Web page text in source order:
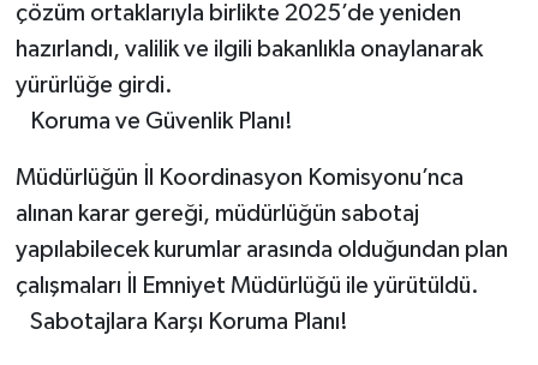
çözüm ortaklarıyla birlikte 2025’de yeniden
hazırlandı, valilik ve ilgili bakanlıkla onaylanarak
yürürlüğe girdi.
Koruma ve Güvenlik Planı!
Müdürlüğün İl Koordinasyon Komisyonu’nca
alınan karar gereği, müdürlüğün sabotaj
yapılabilecek kurumlar arasında olduğundan plan
çalışmaları İl Emniyet Müdürlüğü ile yürütüldü.
Sabotajlara Karşı Koruma Planı!